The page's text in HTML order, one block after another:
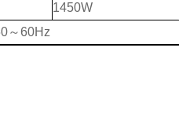
1450W
～60Hz